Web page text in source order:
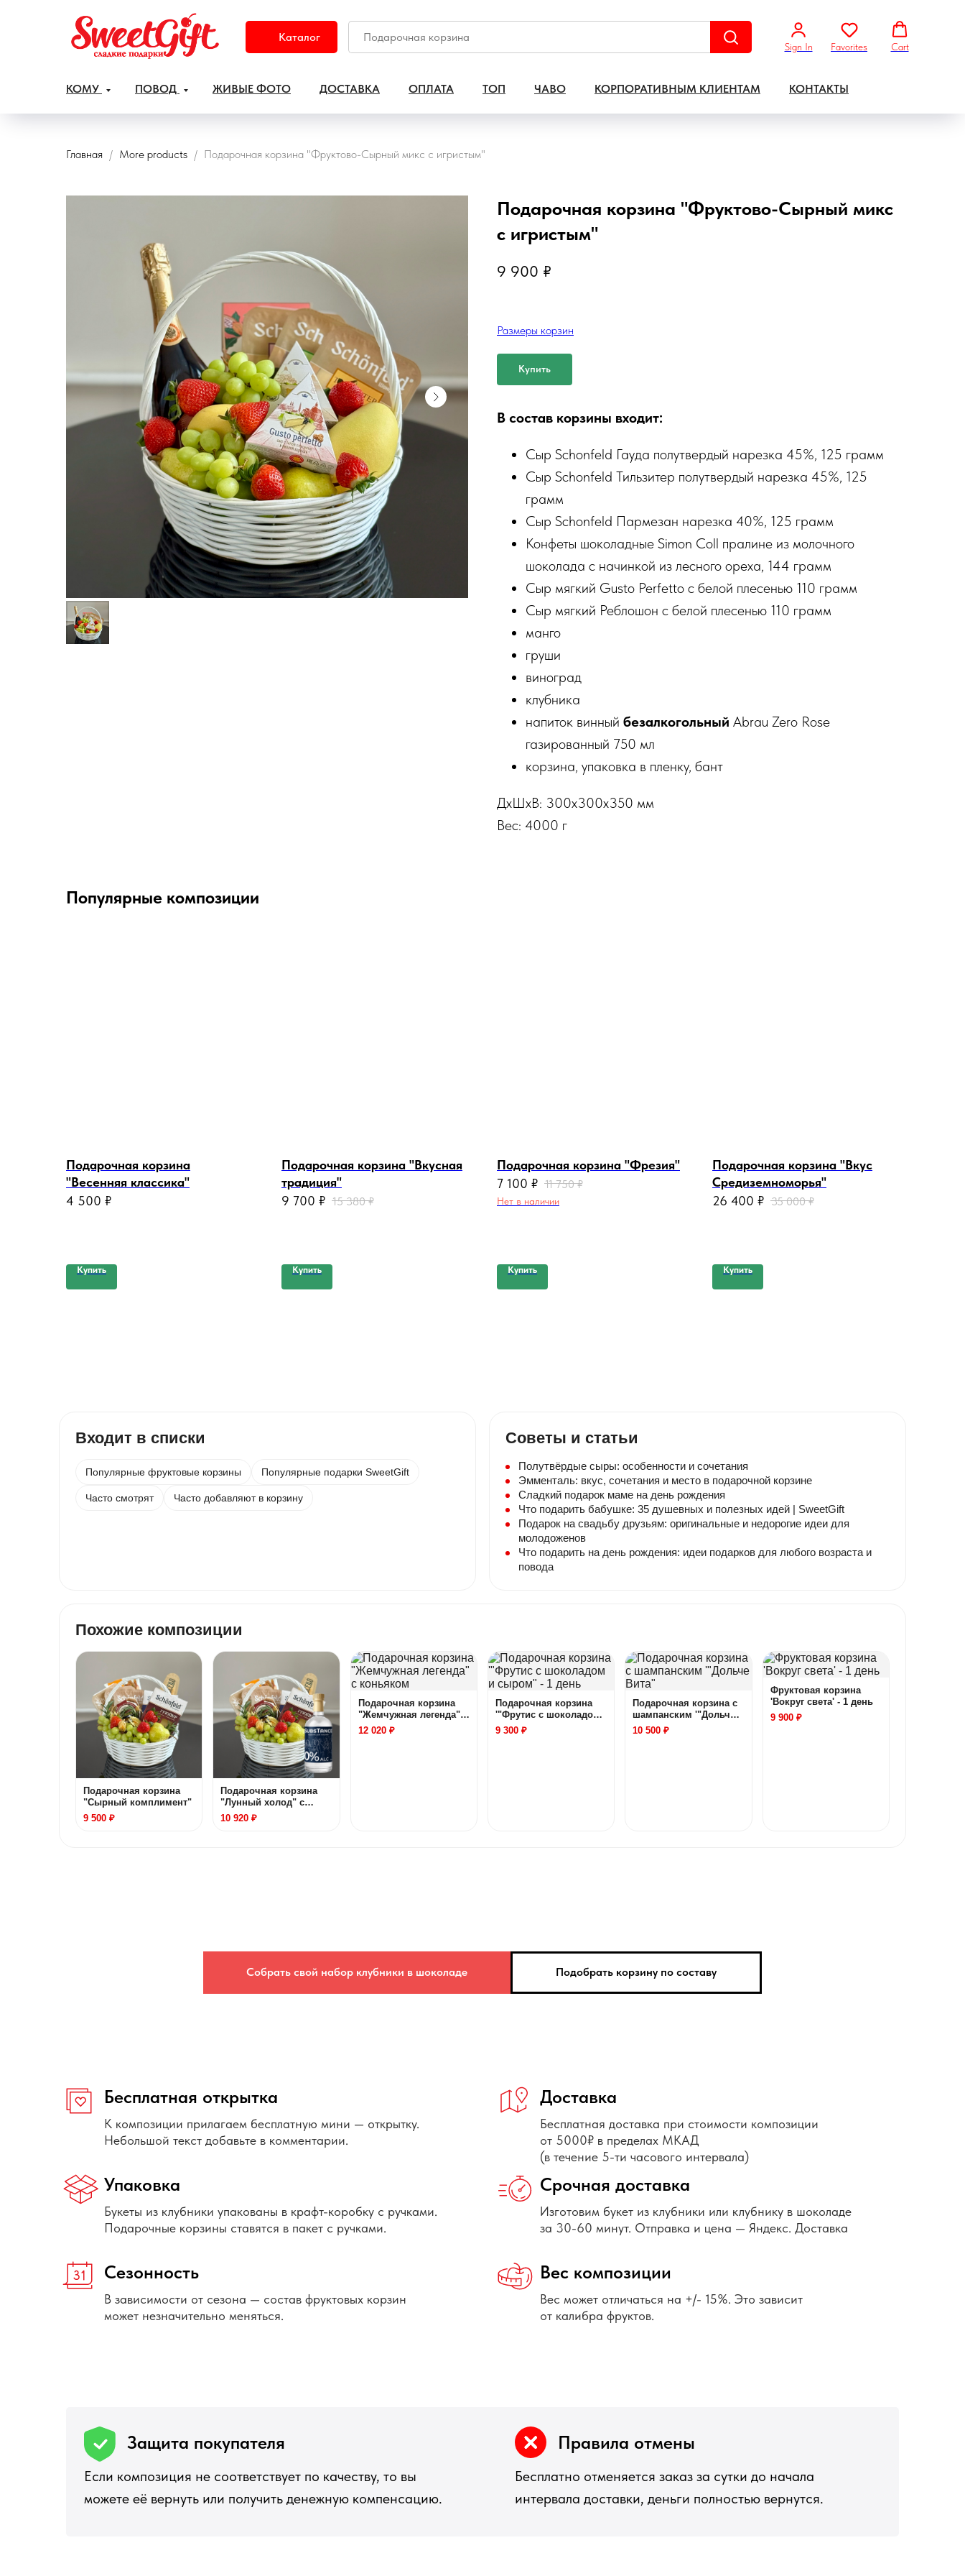
Каталог
Sign In Favorites Cart
КОМУ ПОВОД ЖИВЫЕ ФОТО ДОСТАВКА ОПЛАТА ТОП ЧАВО КОРПОРАТИВНЫМ КЛИЕНТАМ КОНТАКТЫ
Главная More products Подарочная корзина "Фруктово-Сырный микс с игристым"
Подарочная корзина "Фруктово-Сырный микс
с игристым"
9 900 ₽
Размеры корзин
Купить
В состав корзины входит:
Сыр Schonfeld Гауда полутвердый нарезка 45%, 125 грамм
Сыр Schonfeld Тильзитер полутвердый нарезка 45%, 125
грамм
Сыр Schonfeld Пармезан нарезка 40%, 125 грамм
Конфеты шоколадные Simon Coll пралине из молочного
шоколада с начинкой из лесного ореха, 144 грамм
Сыр мягкий Gusto Perfetto с белой плесенью 110 грамм
Сыр мягкий Реблошон с белой плесенью 110 грамм
манго
груши
виноград
клубника
напиток винный безалкогольный Abrau Zero Rose
газированный 750 мл
корзина, упаковка в пленку, бант
ДxШxВ: 300x300x350 мм
Вес: 4000 г
Популярные композиции
Подарочная корзина
"Весенняя классика"
4 500 ₽
Купить
Подарочная корзина "Вкусная
традиция"
9 700 ₽ 15 380 ₽
Купить
Подарочная корзина "Фрезия"
7 100 ₽ 11 750 ₽
Нет в наличии
Купить
Подарочная корзина "Вкус
Средиземноморья"
26 400 ₽ 35 000 ₽
Купить
Входит в списки
Популярные фруктовые корзины Популярные подарки SweetGift
Часто смотрят Часто добавляют в корзину
Советы и статьи
Полутвёрдые сыры: особенности и сочетания
Эмменталь: вкус, сочетания и место в подарочной корзине
Сладкий подарок маме на день рождения
Что подарить бабушке: 35 душевных и полезных идей | SweetGift
Подарок на свадьбу друзьям: оригинальные и недорогие идеи для
молодоженов
Что подарить на день рождения: идеи подарков для любого возраста и
повода
Похожие композиции
Подарочная корзина
"Сырный комплимент"
9 500 ₽
Подарочная корзина
"Лунный холод" с
безалкогольной водкой
10 920 ₽
Подарочная корзина
"Жемчужная легенда" с
коньяком
12 020 ₽
Подарочная корзина
'"Фрутис с шоколадом
и сыром" - 1 день
9 300 ₽
Подарочная корзина с
шампанским '"Дольче
Вита"
10 500 ₽
Фруктовая корзина
'Вокруг света' - 1 день
9 900 ₽
Собрать свой набор клубники в шоколаде Подобрать корзину по составу
Упаковка
Букеты из клубники упакованы в крафт-коробку с ручками.
Подарочные корзины ставятся в пакет с ручками.
Бесплатная открытка
К композиции прилагаем бесплатную мини — открытку.
Небольшой текст добавьте в комментарии.
Доставка
Бесплатная доставка при стоимости композиции
от 5000₽ в пределах МКАД
(в течение 5-ти часового интервала)
Срочная доставка
Изготовим букет из клубники или клубнику в шоколаде
за 30-60 минут. Отправка и цена — Яндекс. Доставка
Вес композиции
Вес может отличаться на +/- 15%. Это зависит
от калибра фруктов.
Сезонность
В зависимости от сезона — состав фруктовых корзин
может незначительно меняться.
Правила отмены
Бесплатно отменяется заказ за сутки до начала
интервала доставки, деньги полностью вернутся.
Защита покупателя
Если композиция не соответствует по качеству, то вы
можете её вернуть или получить денежную компенсацию.